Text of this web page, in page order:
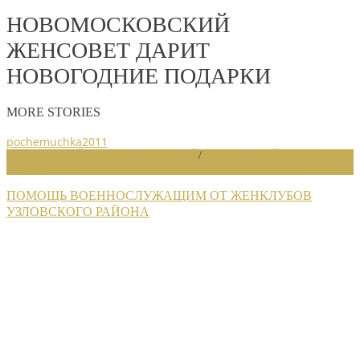
НОВОМОСКОВСКИЙ
ЖЕНСОВЕТ ДАРИТ
НОВОГОДНИЕ ПОДАРКИ
MORE STORIES
pochemuchka2011
/
ПОМОЩЬ ВОЕННОСЛУЖАЩИМ ОТ ЖЕНКЛУБОВ
УЗЛОВСКОГО РАЙОНА